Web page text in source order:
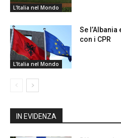
L'Italia nel Mondo
L'Italia nel Mondo
Se
con i CPR
IN EVIDENZA